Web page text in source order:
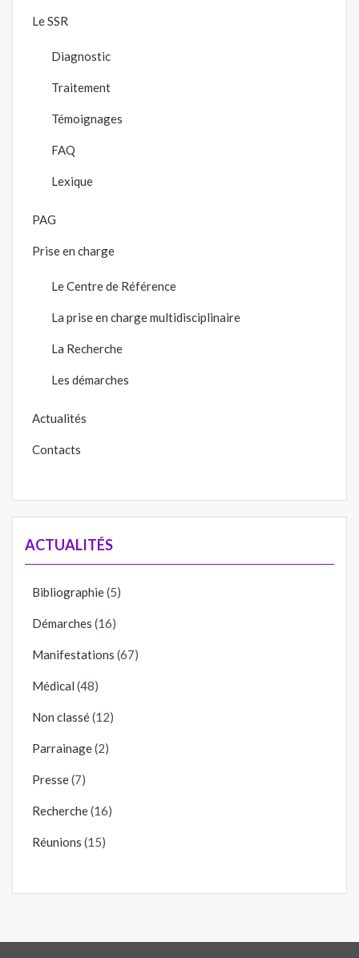
Le SSR
Diagnostic
Traitement
Témoignages
FAQ
Lexique
PAG
Prise en charge
Le Centre de Référence
La prise en charge multidisciplinaire
La Recherche
Les démarches
Actualités
Contacts
ACTUALITÉS
Bibliographie(5)
Démarches (16)
Manifestations (67)
Médical (48)
Non classé(12)
Parrainage(2)
Presse(7)
Recherche(16)
Réunions (15)